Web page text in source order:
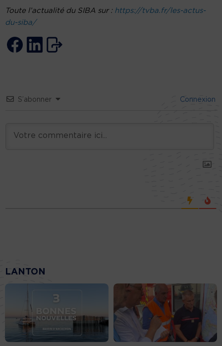
Toute l’actualité du SIBA sur : https://tvba.fr/les-actus-
du-siba/
S’abonner Connexion
LANTON